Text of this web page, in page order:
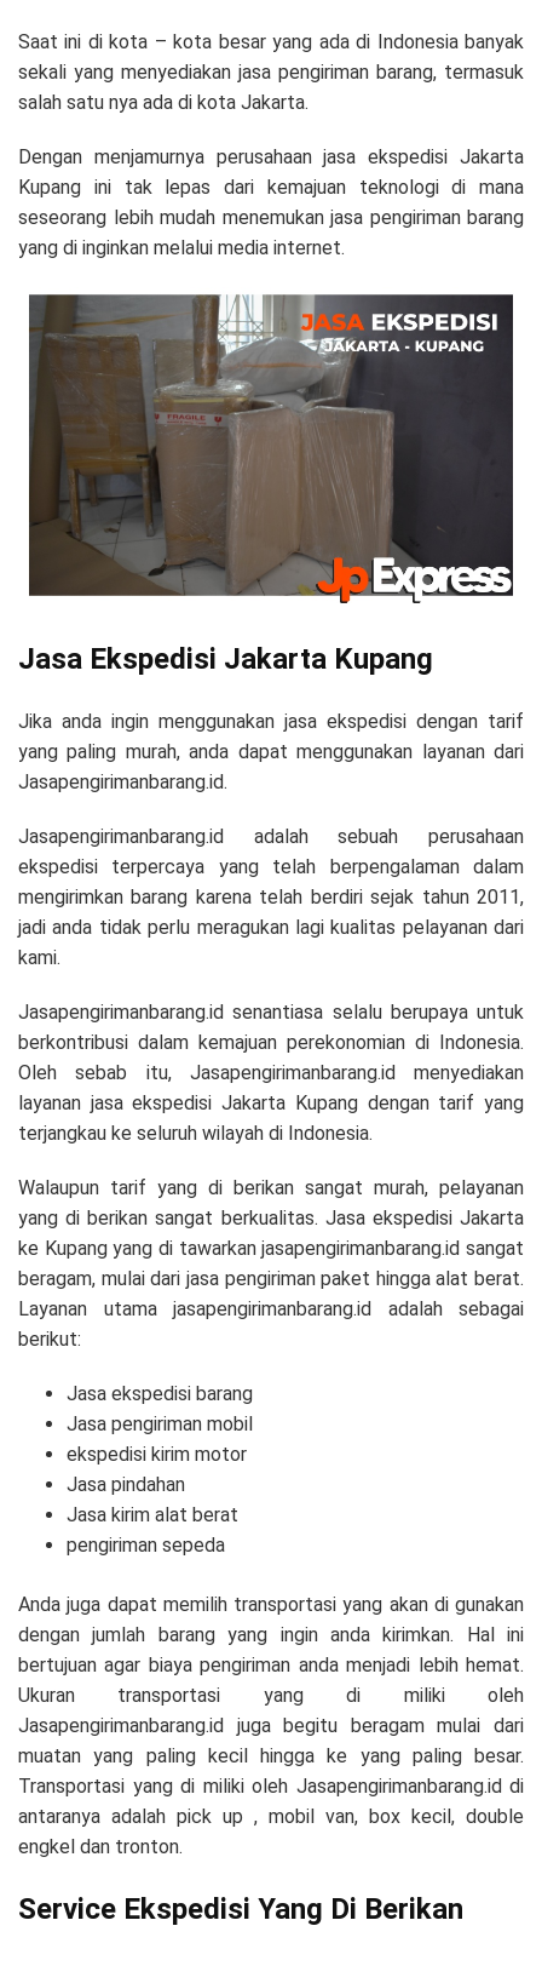
Saat ini di kota – kota besar yang ada di Indonesia banyak
sekali yang menyediakan jasa pengiriman barang, termasuk
salah satu nya ada di kota Jakarta.
Dengan menjamurnya perusahaan jasa ekspedisi Jakarta
Kupang ini tak lepas dari kemajuan teknologi di mana
seseorang lebih mudah menemukan jasa pengiriman barang
yang di inginkan melalui media internet.
Jasa Ekspedisi Jakarta Kupang
Jika anda ingin menggunakan jasa ekspedisi dengan tarif
yang paling murah, anda dapat menggunakan layanan dari
Jasapengirimanbarang.id.
Jasapengirimanbarang.id adalah sebuah perusahaan
ekspedisi terpercaya yang telah berpengalaman dalam
mengirimkan barang karena telah berdiri sejak tahun 2011,
jadi anda tidak perlu meragukan lagi kualitas pelayanan dari
kami.
Jasapengirimanbarang.id senantiasa selalu berupaya untuk
berkontribusi dalam kemajuan perekonomian di Indonesia.
Oleh sebab itu, Jasapengirimanbarang.id menyediakan
layanan jasa ekspedisi Jakarta Kupang dengan tarif yang
terjangkau ke seluruh wilayah di Indonesia.
Walaupun tarif yang di berikan sangat murah, pelayanan
yang di berikan sangat berkualitas. Jasa ekspedisi Jakarta
ke Kupang yang di tawarkan jasapengirimanbarang.id sangat
beragam, mulai dari jasa pengiriman paket hingga alat berat.
Layanan utama jasapengirimanbarang.id adalah sebagai
berikut:
Jasa ekspedisi barang
Jasa pengiriman mobil
ekspedisi kirim motor
Jasa pindahan
Jasa kirim alat berat
pengiriman sepeda
Anda juga dapat memilih transportasi yang akan di gunakan
dengan jumlah barang yang ingin anda kirimkan. Hal ini
bertujuan agar biaya pengiriman anda menjadi lebih hemat.
Ukuran transportasi yang di miliki oleh
Jasapengirimanbarang.id juga begitu beragam mulai dari
muatan yang paling kecil hingga ke yang paling besar.
Transportasi yang di miliki oleh Jasapengirimanbarang.id di
antaranya adalah pick up , mobil van, box kecil, double
engkel dan tronton.
Service Ekspedisi Yang Di Berikan